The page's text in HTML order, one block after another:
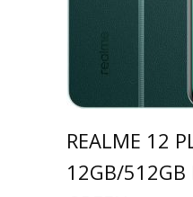
REALME 12
12GB/512GB